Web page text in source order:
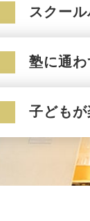
スクー
塾に通
子ども